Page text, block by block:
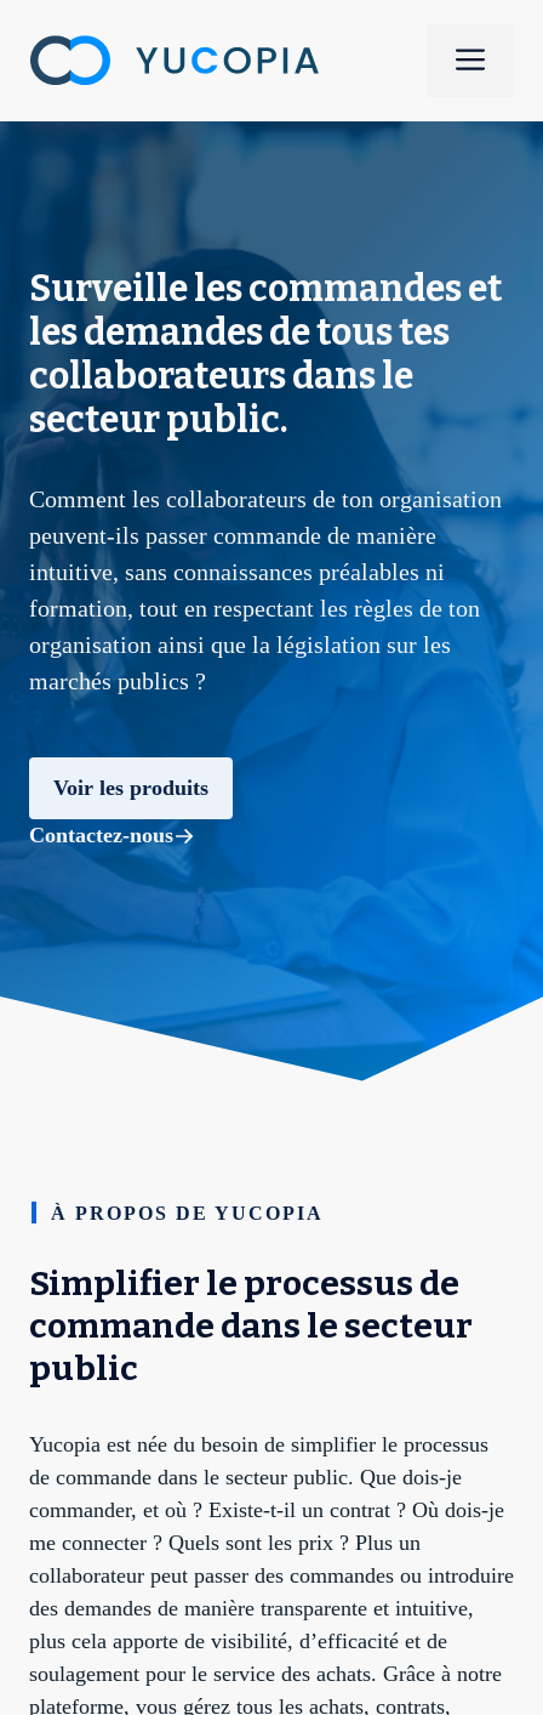
contenu
Surveille les commandes et
les demandes de tous tes
collaborateurs dans le
secteur public.
Comment les collaborateurs de ton organisation
peuvent-ils passer commande de manière
intuitive, sans connaissances préalables ni
formation, tout en respectant les règles de ton
organisation ainsi que la législation sur les
marchés publics ?
Voir les produits
Contactez-nous
À PROPOS DE YUCOPIA
Simplifier le processus de
commande dans le secteur
public
Yucopia est née du besoin de simplifier le processus
de commande dans le secteur public. Que dois-je
commander, et où ? Existe-t-il un contrat ? Où dois-je
me connecter ? Quels sont les prix ? Plus un
collaborateur peut passer des commandes ou introduire
des demandes de manière transparente et intuitive,
plus cela apporte de visibilité, d’efficacité et de
soulagement pour le service des achats. Grâce à notre
plateforme, vous gérez tous les achats, contrats,